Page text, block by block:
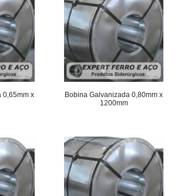
0,65mm x
Bobina Galvanizada 0,80mm x
1200mm